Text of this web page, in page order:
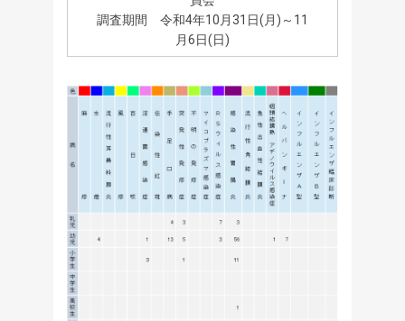
調査期間 令和4年10月31日(月)～11
月6日(日)